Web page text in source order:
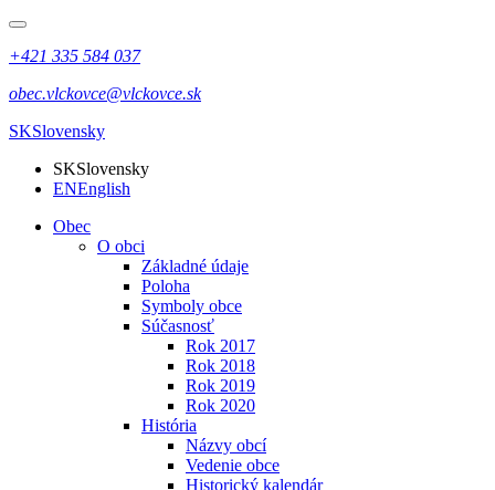
+421 335 584 037
obec.vlckovce@vlckovce.sk
SKSlovensky
SKSlovensky
ENEnglish
Obec
O obci
Základné údaje
Poloha
Symboly obce
Súčasnosť
Rok 2017
Rok 2018
Rok 2019
Rok 2020
História
Názvy obcí
Vedenie obce
Historický kalendár